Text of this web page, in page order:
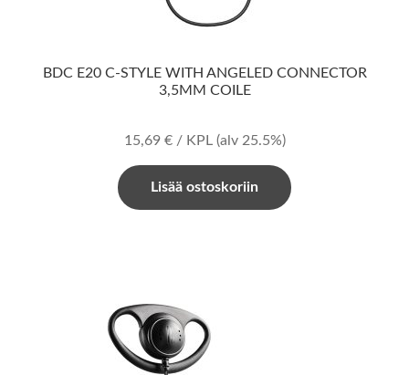
BDC E20 C-STYLE WITH ANGELED CONNECTOR
3,5MM COILE
15,69 €/ KPL (alv 25.5%)
Lisää ostoskoriin